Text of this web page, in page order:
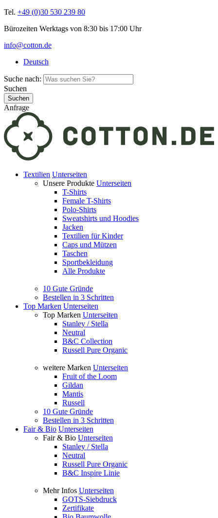
Tel. +49 (0)30 530 239 80
Bürozeiten Werktags von 8:30 bis 17:00 Uhr
info@cotton.de
Deutsch
Suche nach:
Suchen
Anfrage
Textilien Unterseiten
Unsere Produkte Unterseiten
T-Shirts
Female T-Shirts
Polo-Shirts
Sweatshirts und Hoodies
Jacken
Textilien für Kinder
Caps und Mützen
Taschen
Sportbekleidung
Alle Produkte
10 Gute Gründe
Bestellen in 3 Schritten
Top Marken Unterseiten
Top Marken Unterseiten
Stanley / Stella
Neutral
B&C Collection
Russell Pure Organic
weitere Marken Unterseiten
Fruit of the Loom
Gildan
Mantis
Russell
10 Gute Gründe
Bestellen in 3 Schritten
Fair & Bio Unterseiten
Fair & Bio Unterseiten
Stanley / Stella
Neutral
Russell Pure Organic
B&C Inspire Linie
Mehr Infos Unterseiten
GOTS-Siebdruck
Zertifikate